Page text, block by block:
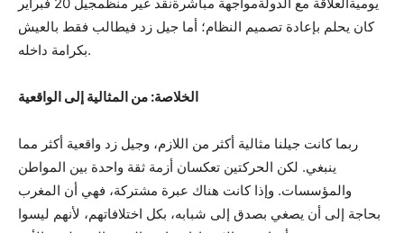
يوميةالعلاقة مع الدولةمواجهة مباشرةنقد غير منظمجيل 20 فبراير
كان يحلم بإعادة تصميم النظام؛ أما جيل زد فيطالب فقط بالعيش
بكرامة داخله.
الخلاصة: من المثالية إلى الواقعية
ربما كانت جيلنا مثالية أكثر من اللازم، وجيل زد واقعية أكثر مما
ينبغي. لكن الحركتين تعكسان أزمة ثقة واحدة بين المواطن
والمؤسسات. وإذا كانت هناك عبرة مشتركة، فهي أن المغرب
بحاجة إلى أن يصغي بصدق إلى شبابه، بكل اختلافاتهم، لأنهم ليسوا